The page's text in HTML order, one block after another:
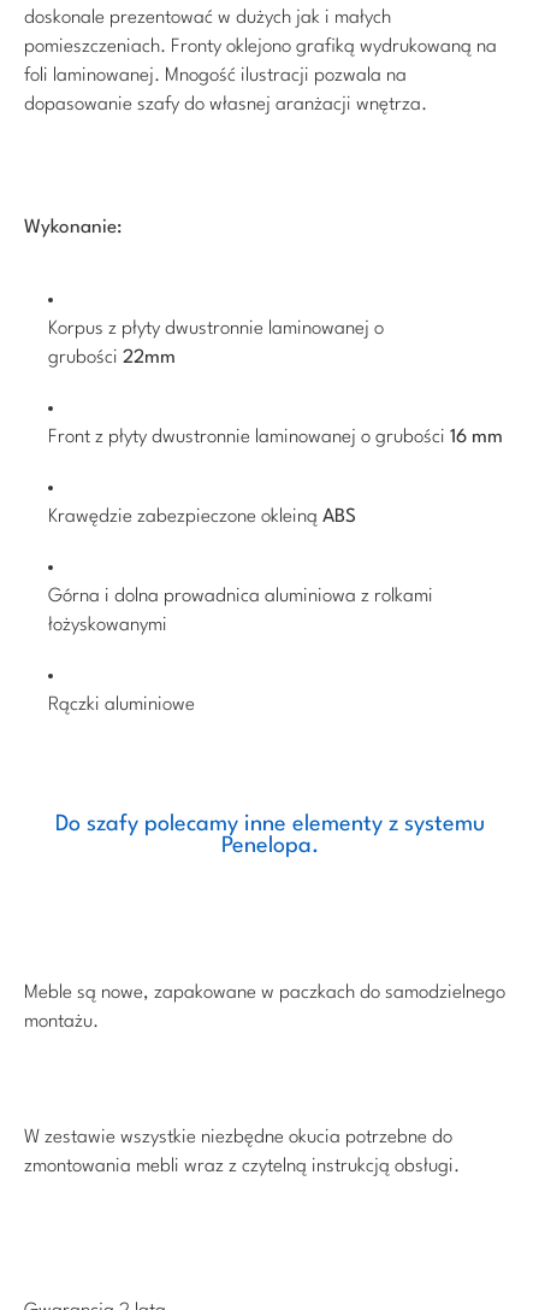
doskonale prezentować w dużych jak i małych
pomieszczeniach. Fronty oklejono grafiką wydrukowaną na
foli laminowanej. Mnogość ilustracji pozwala na
dopasowanie szafy do własnej aranżacji wnętrza.
Wykonanie:
Korpus z płyty dwustronnie laminowanej o
grubości 22mm
Front z płyty dwustronnie laminowanej o grubości 16 mm
Krawędzie zabezpieczone okleiną ABS
Górna i dolna prowadnica aluminiowa z rolkami
łożyskowanymi
Rączki aluminiowe
Do szafy polecamy inne elementy z systemu
Penelopa.
Meble są nowe, zapakowane w paczkach do samodzielnego
montażu.
W zestawie wszystkie niezbędne okucia potrzebne do
zmontowania mebli wraz z czytelną instrukcją obsługi.